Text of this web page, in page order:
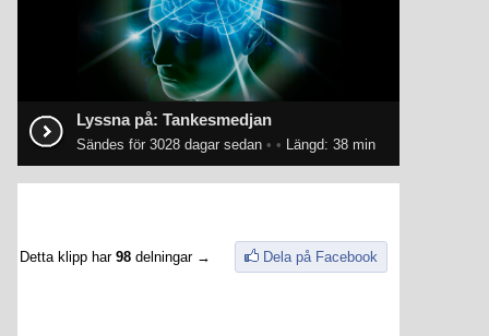
Lyssna på: Tankesmedjan
Sändes för 3028 dagar sedan • • Längd: 38 min
Detta klipp har 98delningar → Dela på Facebook